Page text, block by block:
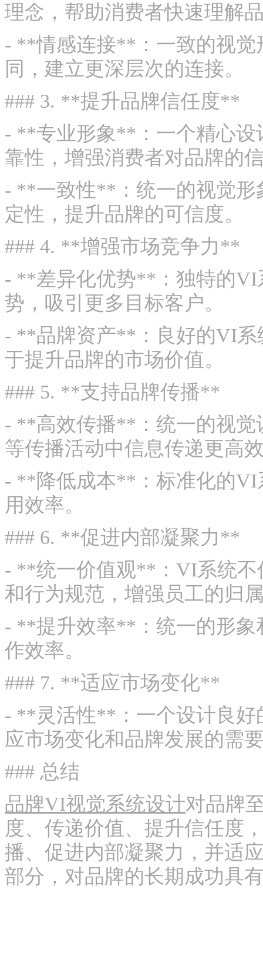
理念，帮助消费者快速理解
- **情感连接**：一致的视觉
同，建立更深层次的连接。
### 3. **提升品牌信任度**
- **专业形象**：一个精心设
靠性，增强消费者对品牌的
- **一致性**：统一的视觉形
定性，提升品牌的可信度。
### 4. **增强市场竞争力**
- **差异化优势**：独特的VI
势，吸引更多目标客户。
- **品牌资产**：良好的VI系
于提升品牌的市场价值。
### 5. **支持品牌传播**
- **高效传播**：统一的视觉
等传播活动中信息传递更高
- **降低成本**：标准化的VI
用效率。
### 6. **促进内部凝聚力**
- **统一价值观**：VI系统不
和行为规范，增强员工的归
- **提升效率**：统一的形象
作效率。
### 7. **适应市场变化**
- **灵活性**：一个设计良好
应市场变化和品牌发展的需
### 总结
品牌VI视觉系统设计对品牌
度、传递价值、提升信任度
播、促进内部凝聚力，并适
部分，对品牌的长期成功具